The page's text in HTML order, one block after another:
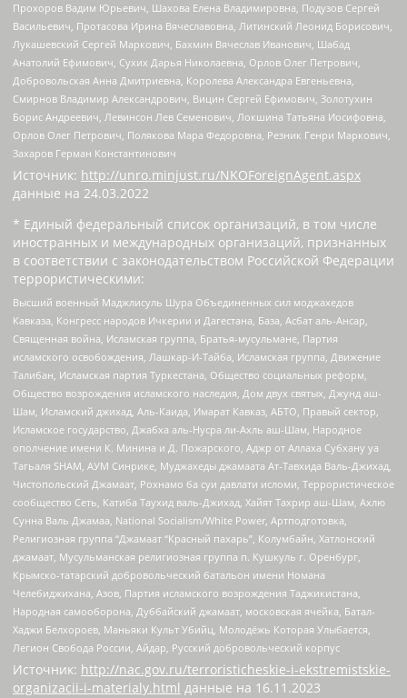
Прохоров Вадим Юрьевич, Шахова Елена Владимировна, Подузов Сергей
Васильевич, Протасова Ирина Вячеславовна, Литинский Леонид Борисович,
Лукашевский Сергей Маркович, Бахмин Вячеслав Иванович, Шабад
Анатолий Ефимович, Сухих Дарья Николаевна, Орлов Олег Петрович,
Добровольская Анна Дмитриевна, Королева Александра Евгеньевна,
Смирнов Владимир Александрович, Вицин Сергей Ефимович, Золотухин
Борис Андреевич, Левинсон Лев Семенович, Локшина Татьяна Иосифовна,
Орлов Олег Петрович, Полякова Мара Федоровна, Резник Генри Маркович,
Захаров Герман Константинович
Источник: http://unro.minjust.ru/NKOForeignAgent.aspx
данные на 24.03.2022
* Единый федеральный список организаций, в том числе
иностранных и международных организаций, признанных
в соответствии с законодательством Российской Федерации
террористическими:
Высший военный Маджлисуль Шура Объединенных сил моджахедов
Кавказа, Конгресс народов Ичкерии и Дагестана, База, Асбат аль-Ансар,
Священная война, Исламская группа, Братья-мусульмане, Партия
исламского освобождения, Лашкар-И-Тайба, Исламская группа, Движение
Талибан, Исламская партия Туркестана, Общество социальных реформ,
Общество возрождения исламского наследия, Дом двух святых, Джунд аш-
Шам, Исламский джихад, Аль-Каида, Имарат Кавказ, АБТО, Правый сектор,
Исламское государство, Джабха аль-Нусра ли-Ахль аш-Шам, Народное
ополчение имени К. Минина и Д. Пожарского, Аджр от Аллаха Субхану уа
Тагьаля SHAM, АУМ Синрике, Муджахеды джамаата Ат-Тавхида Валь-Джихад,
Чистопольский Джамаат, Рохнамо ба суи давлати исломи, Террористическое
сообщество Сеть, Катиба Таухид валь-Джихад, Хайят Тахрир аш-Шам, Ахлю
Сунна Валь Джамаа, National Socialism/White Power, Артподготовка,
Религиозная группа “Джамаат “Красный пахарь”, Колумбайн, Хатлонский
джамаат, Мусульманская религиозная группа п. Кушкуль г. Оренбург,
Крымско-татарский добровольческий батальон имени Номана
Челебиджихана, Азов, Партия исламского возрождения Таджикистана,
Народная самооборона, Дуббайский джамаат, московская ячейка, Батал-
Хаджи Белхороев, Маньяки Культ Убийц, Молодёжь Которая Улыбается,
Легион Свобода России, Айдар, Русский добровольческий корпус
Источник: http://nac.gov.ru/terroristicheskie-i-ekstremistskie-
organizacii-i-materialy.html данные на 16.11.2023